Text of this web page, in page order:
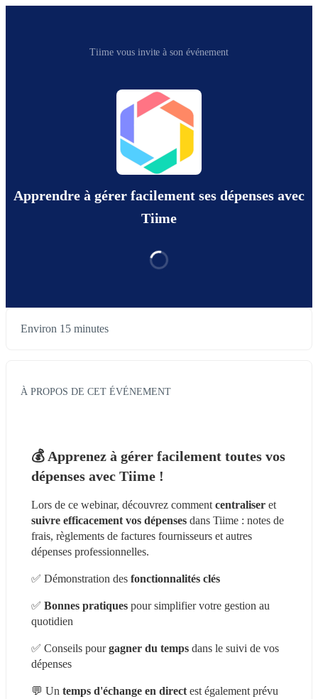
Tiime vous invite à son événement
Apprendre à gérer facilement ses dépenses avec
Tiime
Environ 15 minutes
À PROPOS DE CET ÉVÉNEMENT
💰 Apprenez à gérer facilement toutes vos
dépenses avec Tiime !
Lors de ce webinar, découvrez comment centraliser
suivre efficacement vos dépenses dans Tiime : notes de
frais, règlements de factures fournisseurs et autres
dépenses professionnelles.
✅ Démonstration des fonctionnalités clés
✅ Bonnes pratiques pour simplifier votre gestion au
quotidien
✅ Conseils pour gagner du temps dans le suivi de vos
dépenses
💬 Un temps d'échange en direct est également prévu